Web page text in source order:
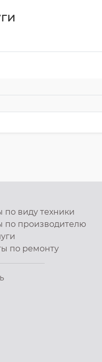
виду техники
по производителю
по ремонту